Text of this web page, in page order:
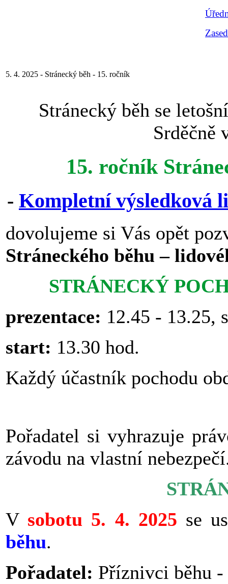
5. 4. 2025 - Stránecký běh - 15. ročník
Stránecký běh se
Srděčně
15. ročník
- Kompletní výsledková
dovolujeme si Vás opět
Stráneckého běhu –
STRÁNECKÝ
prezentace: 12.45 - 13.25,
start: 13.30 hod.
Každý účastník pochodu
Pořadatel si vyhrazuje
závodu na vlastní
V sobotu 5. 4. 2025 se
běhu.
Pořadatel: Příznivci běhu